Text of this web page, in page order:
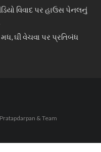
વિવાદ પર હાઉસ પેનલનું
મધ, ઘી વેચવા પર પ્રતિબંધ
& Team